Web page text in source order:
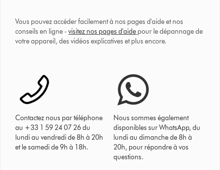
Vous pouvez accéder facilement à nos pages d'aide et nos
conseils en ligne -visitez nos pages d'aide pour le dépannage de
votre appareil, des vidéos explicatives et plus encore.
Contactez nous par téléphone
au +33 1 59 24 07 26 du
lundi au vendredi de 8h à 20h
et le samedi de 9h à 18h.
Nous sommes également
disponibles sur WhatsApp, du
lundi au dimanche de 8h à
20h, pour répondre à vos
questions.